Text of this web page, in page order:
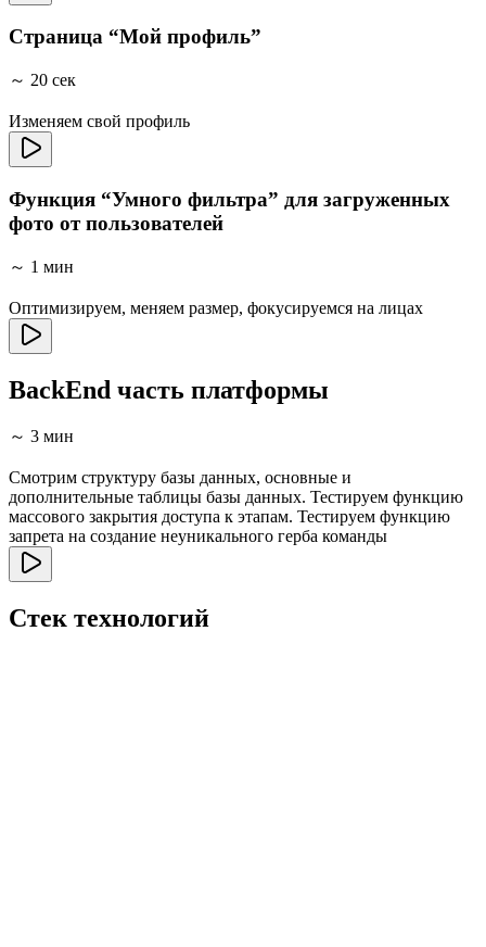
Страница “Мой профиль”
～ 20 сек
Изменяем свой профиль
Функция “Умного фильтра” для загруженных
фото от пользователей
～ 1 мин
Оптимизируем, меняем размер, фокусируемся на лицах
BackEnd часть платформы
～ 3 мин
Смотрим структуру базы данных, основные и
дополнительные таблицы базы данных. Тестируем функцию
массового закрытия доступа к этапам. Тестируем функцию
запрета на создание неуникального герба команды
Стек технологий